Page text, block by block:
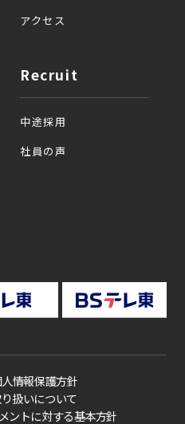
アクセス
Recruit
中途採用
社員の声
情報保護方針
扱いについて
ントに対する基本方針